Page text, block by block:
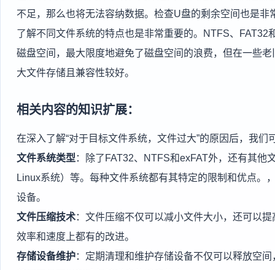
不足，那么也将无法容纳数据。检查U盘的剩余空间也是非
了解不同文件系统的特点也是非常重要的。NTFS、
磁盘空间，最大限度地避免了磁盘空间的浪费，但在一些
大文件存储且兼容性较好。
相关内容的知识扩展：
在深入了解“对于目标文件系统，文件过大”的原因后，我们
文件系统类型 ：除了FAT32、NTFS和exFAT外，还有其他
Linux系统）等。每种文件系统都有其特定的限制和优点。
设备。
文件压缩技术：文件压缩不仅可以减小文件大小，还可以
效率和速度上都有的改进。
存储设备维护：定期清理和维护存储设备不仅可以释放空